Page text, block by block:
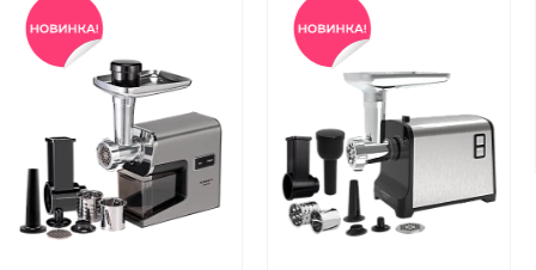
SC-MG45S79 МЯСОРУБКА
нет отзывов
ПОДРОБНЕЕ